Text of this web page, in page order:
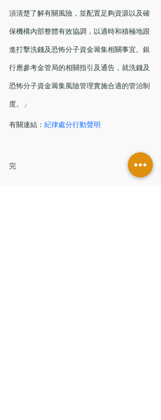
須清楚了解有關風險，並配置足夠資源以及確
保機構內部整體有效協調，以適時和積極地跟
進打擊洗錢及恐怖分子資金籌集相關事宜。銀
行應參考金管局的相關指引及通告，就洗錢及
恐怖分子資金籌集風險管理實施合適的管治制
度。」
有關連結： 紀律處分行動聲明
完